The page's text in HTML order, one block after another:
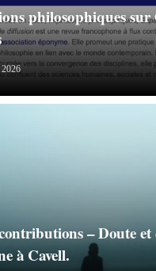
philosophiques
– Doute
à Cavell.